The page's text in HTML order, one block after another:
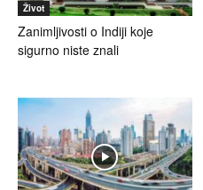
Život
Zanimljivosti o Indiji koje
sigurno niste znali